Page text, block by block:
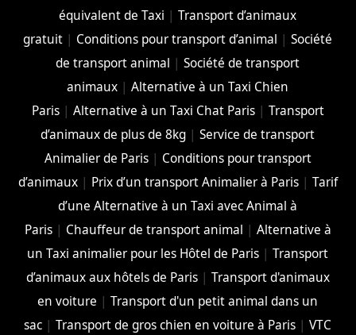
équivalent de Taxi |Transport d’animaux
gratuit | Conditions pour transport d’animal |Société
de transport animal |Société de transport
animaux |Alternative à un Taxi Chien
Paris| Alternative à un Taxi Chat Paris| Transport
d’animaux de plus de 8kg |Service de transport
Animalier de Paris| Conditions pour transport
d’animaux| Prix d’un transport Animalier à Paris| Tarif
d’une Alternative à un Taxi avec Animal à
Paris| Chauffeur de transport animal | Alternative à
un Taxi animalier pour les Hôtel de Paris |Transport
d’animaux aux hôtels de Paris| Transport d'animaux
en voiture |Transport d'un petit animal dans un
sac |Transport de gros chien en voiture à Paris |VTC